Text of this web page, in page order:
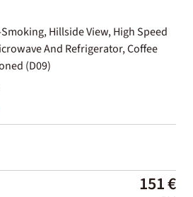
Hillside View, High Speed
And Refrigerator, Coffee
(D09)
151 €